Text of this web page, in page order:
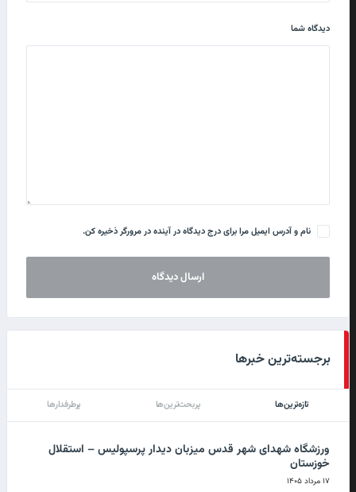
دیدگاه شما
نام و آدرس ایمیل مرا برای درج دیدگاه در آینده در مرورگر ذخیره کن.
برجسته‌ترین خبرها
تازه‌ترین‌ها پربحث‌ترین‌ها پرطرفدارها
ورزشگاه شهدای شهر قدس میزبان دیدار پرسپولیس – استقلال
خوزستان
۱۷ مرداد ۱۴۰۵